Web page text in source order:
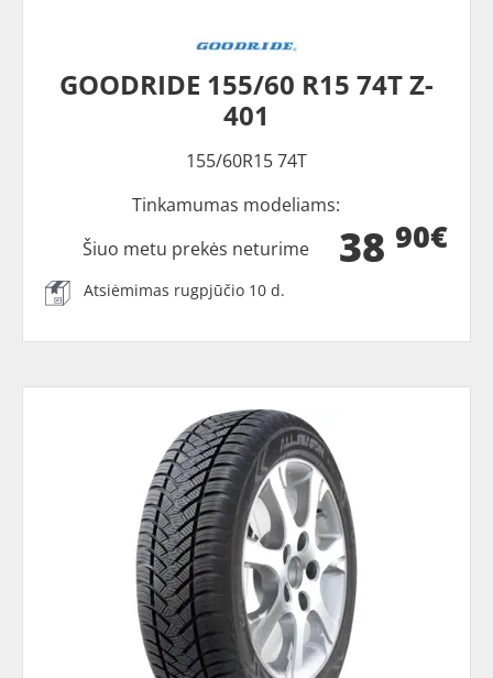
GOODRIDE 155/60 R15 74T Z-
401
155/60R15 74T
Tinkamumas modeliams:
38 90€
Šiuo metu prekės neturime
Atsiėmimas rugpjūčio 10 d.